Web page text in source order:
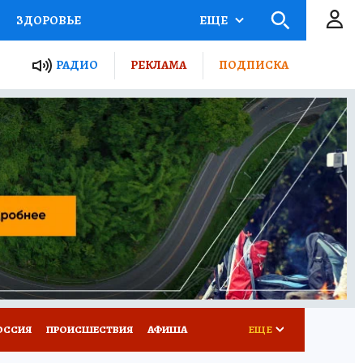
ЗДОРОВЬЕ
РОССИИ
ПУТЕВОДИТЕЛЬ
ТУРИЗМ
ПОТРЕБИТЕЛЯ ВСЕ О КП
ЕЩЕ
РАДИО РЕКЛАМА ПОДПИСКА
ПРОИСШЕСТВИЯ АФИША ЕЩЕ